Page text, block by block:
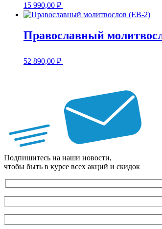
15 990,00 ₽
Православный
52 890,00 ₽
Подпишитесь на наши новости,
чтобы быть в курсе всех акций и скидок